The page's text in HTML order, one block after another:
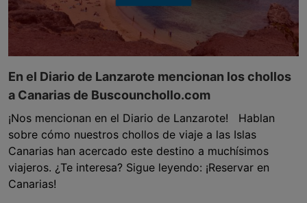
En el Diario de Lanzarote mencionan los chollos
a Canarias de Buscounchollo.com
¡Nos mencionan en el Diario de Lanzarote! Hablan
sobre cómo nuestros chollos de viaje a las Islas
Canarias han acercado este destino a muchísimos
viajeros. ¿Te interesa? Sigue leyendo: ¡Reservar en
Canarias!